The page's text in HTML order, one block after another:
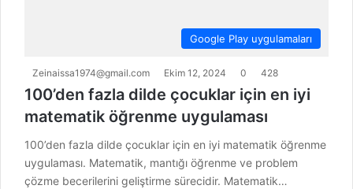
Google Play uygulamaları
Zeinaissa1974@gmail.com Ekim 12, 2024 0 428
100’den fazla dilde çocuklar için en iyi
matematik öğrenme uygulaması
100’den fazla dilde çocuklar için en iyi matematik öğrenme
uygulaması. Matematik, mantığı öğrenme ve problem
çözme becerilerini geliştirme sürecidir. Matematik…